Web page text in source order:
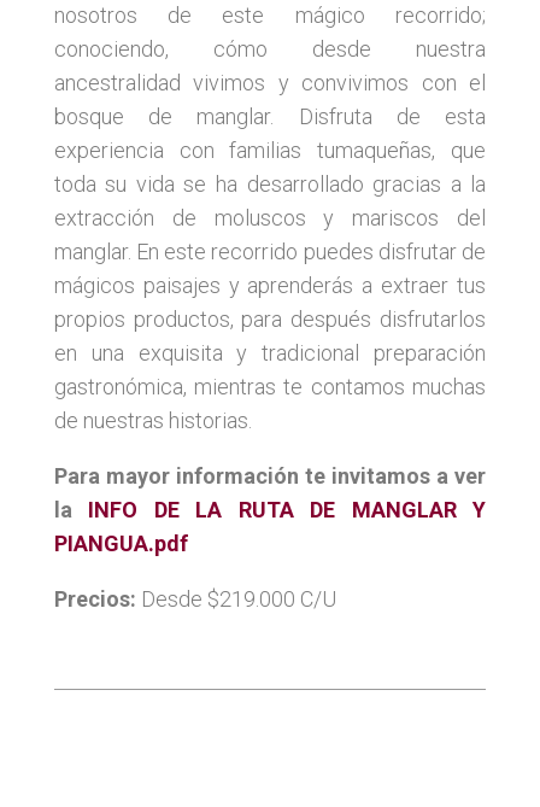
nosotros de este mágico recorrido;
conociendo, cómo desde nuestra
ancestralidad vivimos y convivimos con el
bosque de manglar. Disfruta de esta
experiencia con familias tumaqueñas, que
toda su vida se ha desarrollado gracias a la
extracción de moluscos y mariscos del
manglar. En este recorrido puedes disfrutar de
mágicos paisajes y aprenderás a extraer tus
propios productos, para después disfrutarlos
en una exquisita y tradicional preparación
gastronómica, mientras te contamos muchas
de nuestras historias.
Para mayor información te invitamos a ver
la INFO DE LA RUTA DE MANGLAR Y
PIANGUA.pdf
Precios: Desde $219.000 C/U